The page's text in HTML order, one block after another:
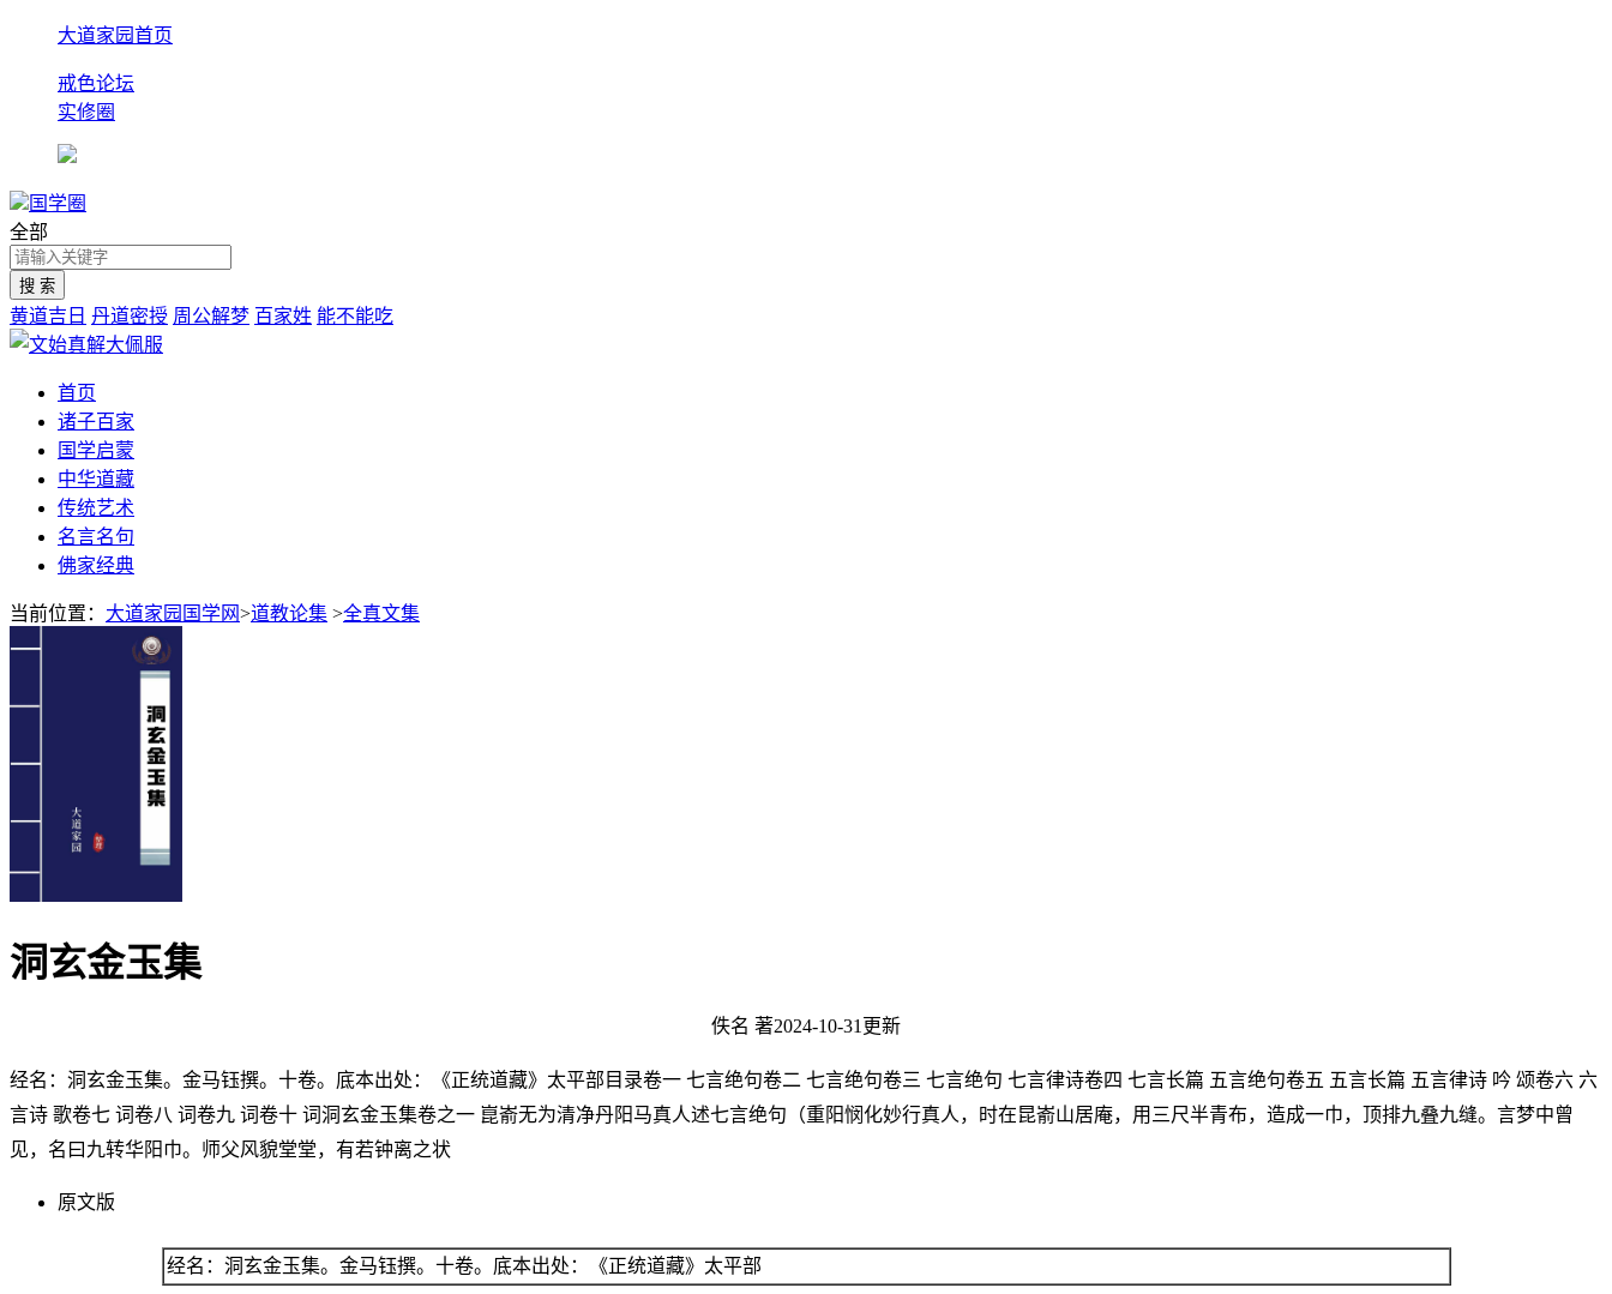
大道家园首页
戒色论坛
实修圈
国学圈
全部
黄道吉日 丹道密授 周公解梦 百家姓 能不能吃
首页
诸子百家
国学启蒙
中华道藏
传统艺术
名言名句
佛家经典
当前位置： 大道家园国学网>道教论集 >全真文集
洞玄金玉集
佚名 著2024-10-31更新
经名：洞玄金玉集。金马钰撰。十卷。底本出处：《正统道藏》太平部目录卷一 七言绝句卷二 七言绝句卷三 七言绝句 七言律诗卷四 七言长篇 五言绝句卷五 五言长篇 五言律诗 吟 颂卷六 六
言诗 歌卷七 词卷八 词卷九 词卷十 词洞玄金玉集卷之一 崑嵛无为清净丹阳马真人述七言绝句（重阳悯化妙行真人，时在昆嵛山居庵，用三尺半青布，造成一巾，顶排九叠九缝。言梦中曾
见，名曰九转华阳巾。师父风貌堂堂，有若钟离之状
原文版
经名：洞玄金玉集。金马钰撰。十卷。底本出处：《正统道藏》太平部